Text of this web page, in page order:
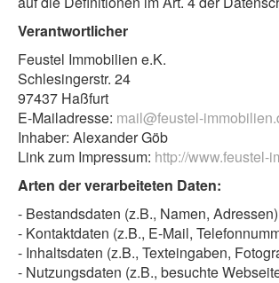
Verantwortlicher
Feustel Immobilien e.K.
Schlesingerstr. 24
97437 Haßfurt
E-Mailadresse: mail@feustel-
Inhaber: Alexander Göb
Link zum Impressum: http://www.feustel-
Arten der verarbeiteten Daten:
- Bestandsdaten (z.B., Namen,
- Kontaktdaten (z.B., E-Mail,
- Inhaltsdaten (z.B., Texteingaben,
- Nutzungsdaten (z.B., besuchte